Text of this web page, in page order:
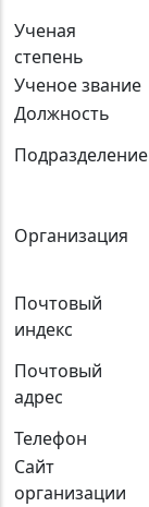
Ученая
степень
Ученое звание
Должность
Подразделение
Организация
Почтовый
индекс
Почтовый
адрес
Телефон
Сайт
организации